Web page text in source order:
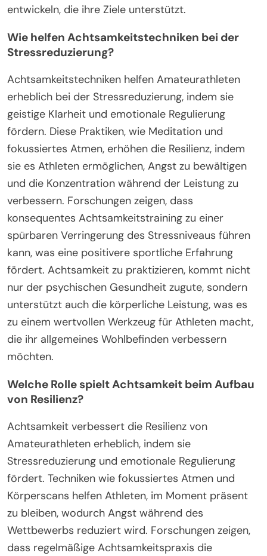
entwickeln, die ihre Ziele unterstützt.
Wie helfen Achtsamkeitstechniken bei der
Stressreduzierung?
Achtsamkeitstechniken helfen Amateurathleten
erheblich bei der Stressreduzierung, indem sie
geistige Klarheit und emotionale Regulierung
fördern. Diese Praktiken, wie Meditation und
fokussiertes Atmen, erhöhen die Resilienz, indem
sie es Athleten ermöglichen, Angst zu bewältigen
und die Konzentration während der Leistung zu
verbessern. Forschungen zeigen, dass
konsequentes Achtsamkeitstraining zu einer
spürbaren Verringerung des Stressniveaus führen
kann, was eine positivere sportliche Erfahrung
fördert. Achtsamkeit zu praktizieren, kommt nicht
nur der psychischen Gesundheit zugute, sondern
unterstützt auch die körperliche Leistung, was es
zu einem wertvollen Werkzeug für Athleten macht,
die ihr allgemeines Wohlbefinden verbessern
möchten.
Welche Rolle spielt Achtsamkeit beim Aufbau
von Resilienz?
Achtsamkeit verbessert die Resilienz von
Amateurathleten erheblich, indem sie
Stressreduzierung und emotionale Regulierung
fördert. Techniken wie fokussiertes Atmen und
Körperscans helfen Athleten, im Moment präsent
zu bleiben, wodurch Angst während des
Wettbewerbs reduziert wird. Forschungen zeigen,
dass regelmäßige Achtsamkeitspraxis die